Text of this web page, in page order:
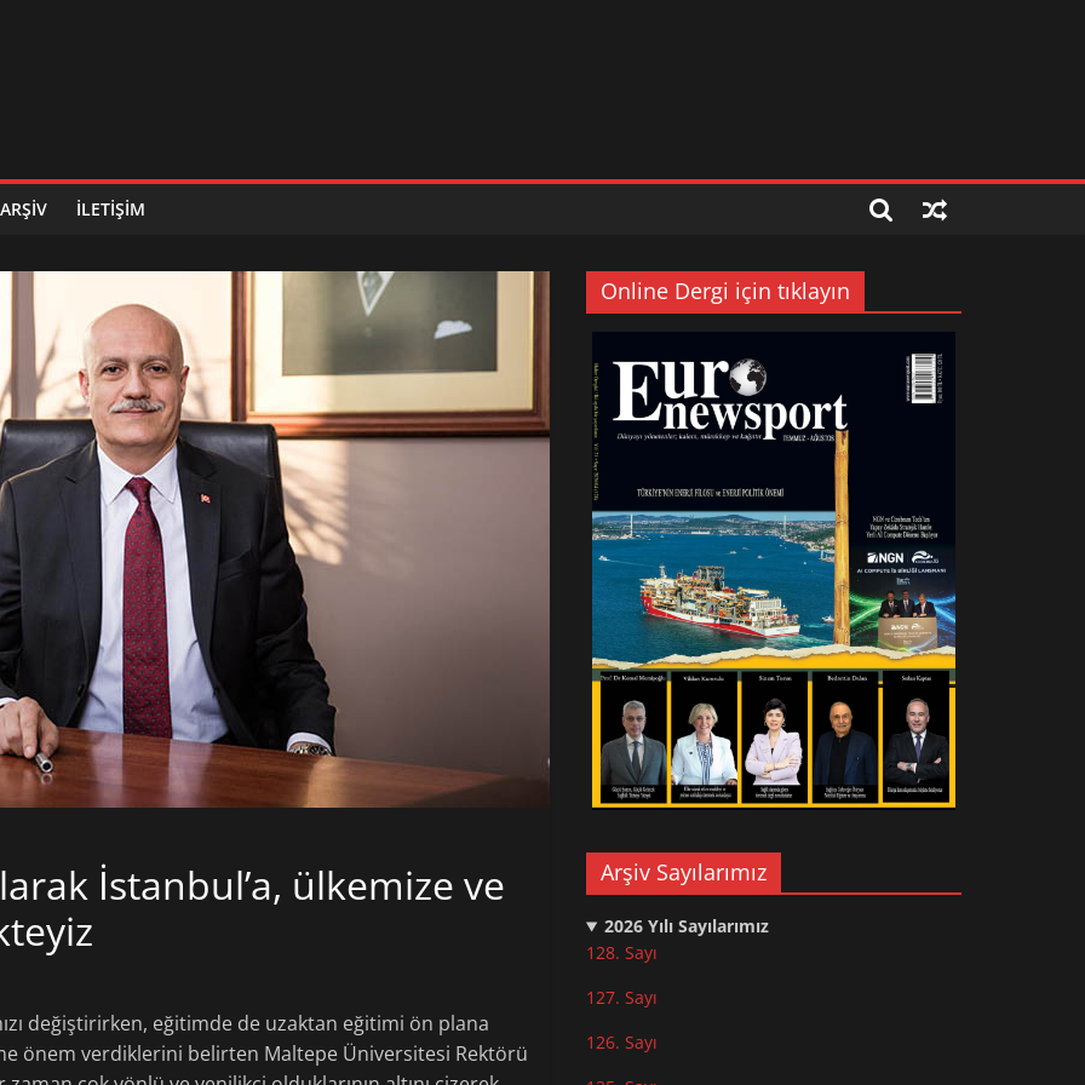
ARŞIV İLETIŞIM
İstanbul’a, ülkemize ve
değiştirirken, eğitimde de uzaktan eğitimi ön plana
önem verdiklerini belirten Maltepe Üniversitesi Rektörü
Online Dergi için tıklayın
Arşiv Sayılarımız
2026 Yılı Sayılarımız
128. Sayı
127. Sayı
126. Sayı